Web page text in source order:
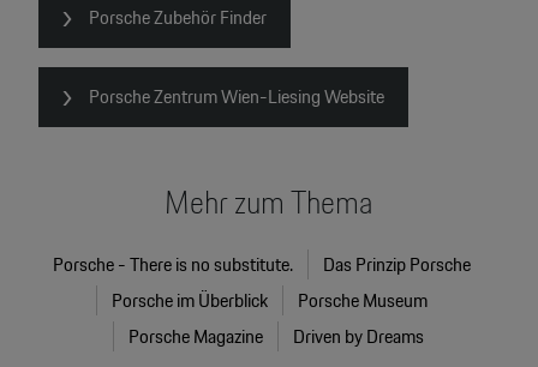
Porsche Zubehör Finder
Porsche Zentrum Wien-Liesing Website
Mehr zum Thema
Porsche - There is no substitute.
Das Prinzip Porsche
Porsche im Überblick
Porsche Museum
Porsche Magazine
Driven by Dreams